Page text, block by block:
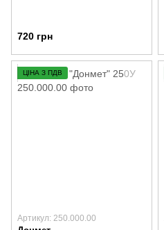
720 грн
ЦІНА З ПДВ
Артикул: 250.000.00